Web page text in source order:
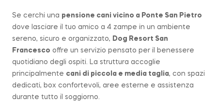
Se cerchi una pensione cani vicino a Ponte San Pietro
dove lasciare il tuo amico a 4 zampe in un ambiente
sereno, sicuro e organizzato, Dog Resort San
Francesco offre un servizio pensato per il benessere
quotidiano degli ospiti. La struttura accoglie
principalmente cani di piccola e media taglia, con spazi
dedicati, box confortevoli, aree esterne e assistenza
durante tutto il soggiorno.